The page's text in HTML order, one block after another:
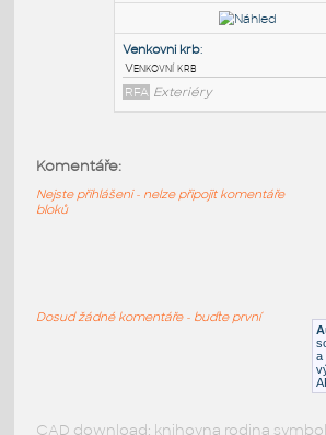
Parrilla argentina:
Zahradní gril
RFA Zařizovací
Venkovní krb
a
Komentáře:
Nejste přihlášeni - nelze připojit komentáře
bloků
Dosud žádné komentáře - buďte první
CAD download: knihovna rodina